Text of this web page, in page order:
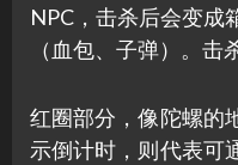
NPC，击杀后会变成
（血包、子弹）。击
红圈部分，像陀螺的
示倒计时，则代表可